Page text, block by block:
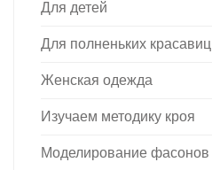
Для детей
Для полненьких красавиц
Женская одежда
Изучаем методику кроя
Моделирование фасонов